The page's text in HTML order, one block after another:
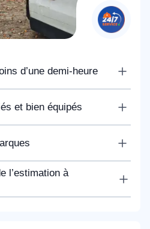
d’une demi-heure
à Witry-lès-Reims,
locaux
dans toute la Marne.
et bien équipés
et d’automatisme. Ils
un véhicule entièrement
et pièces détachées
vos problèmes en une
spécificités, ses
de fonctionnement. Nos
des marques du
l’estimation à